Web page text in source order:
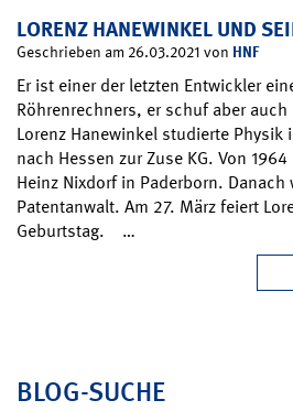
LORENZ HANEWINKEL UND
Geschrieben am 26.03.2021 von HNF
Er ist einer der letzten Entwickler
Röhrenrechners, er schuf aber
Lorenz Hanewinkel studierte Physik
nach Hessen zur Zuse KG. Von
Heinz Nixdorf in Paderborn. Danach
Patentanwalt. Am 27. März feiert
Geburtstag. …
BLOG-SUCHE